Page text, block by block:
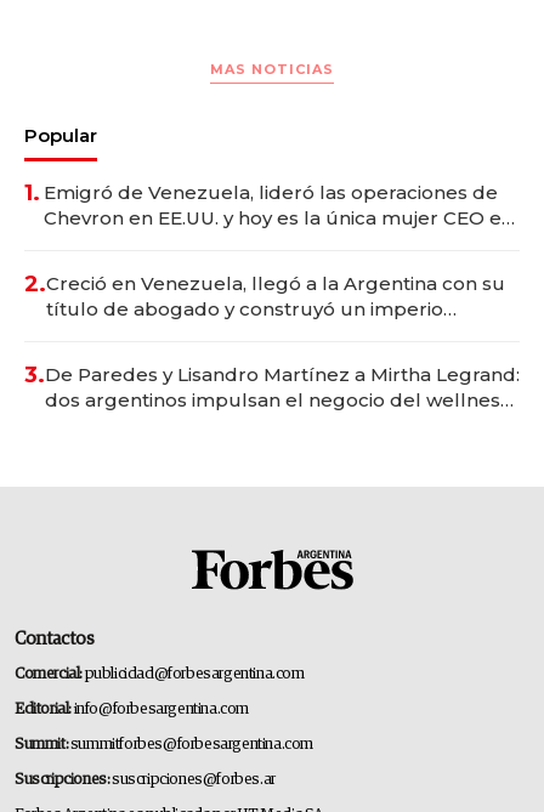
MAS NOTICIAS
Popular
1. Emigró de Venezuela, lideró las operaciones de
Chevron en EE.UU. y hoy es la única mujer CEO en
2.Creció en Venezuela, llegó a la Argentina con su
título de abogado y construyó un imperio
3.De Paredes y Lisandro Martínez a Mirtha Legrand:
dos argentinos impulsan el negocio del wellness
Contactos
Comercial:publicidad@forbesargentina.com
Editorial:info@forbesargentina.com
Summit:summitforbes@forbesargentina.com
Suscripciones:suscripciones@forbes.ar